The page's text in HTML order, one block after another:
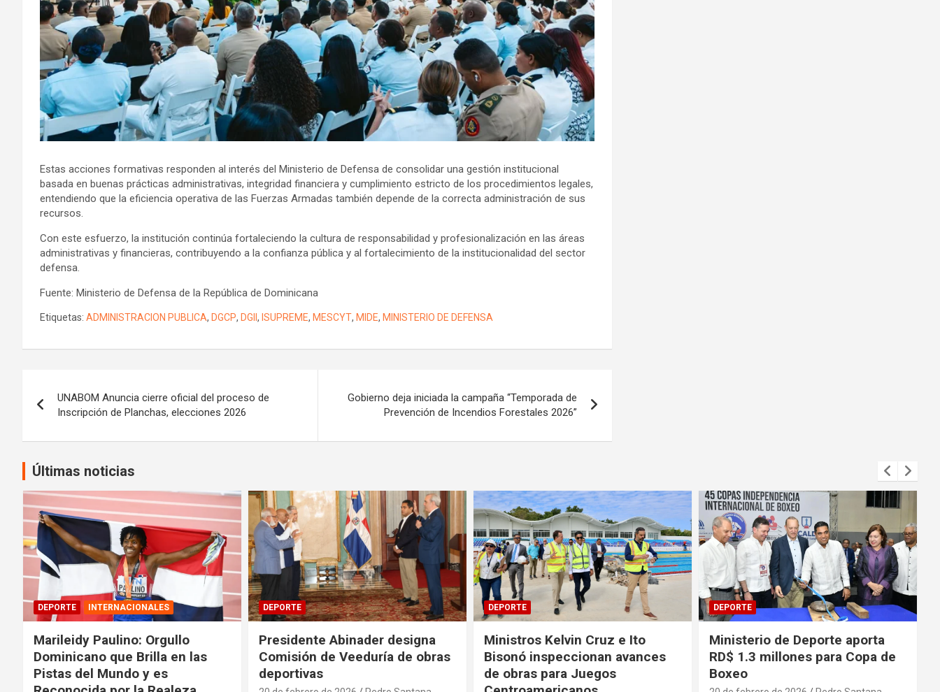
Estas acciones formativas responden al interés del Ministerio de Defensa de consolidar una gestión institucional
basada en buenas prácticas administrativas, integridad financiera y cumplimiento estricto de los procedimientos legales,
entendiendo que la eficiencia operativa de las Fuerzas Armadas también depende de la correcta administración de sus
recursos.
Con este esfuerzo, la institución continúa fortaleciendo la cultura de responsabilidad y profesionalización en las áreas
administrativas y financieras, contribuyendo a la confianza pública y al fortalecimiento de la institucionalidad del sector
defensa.
Fuente: Ministerio de Defensa de la República de Dominicana
Etiquetas: ADMINISTRACION PUBLICA, DGCP, DGII , ISUPREME, MESCYT, MIDE, MINISTERIO DE DEFENSA
de
entradas
UNABOM Anuncia cierre oficial del proceso de
Inscripción de Planchas, elecciones 2026
Gobierno deja iniciada la campaña “Temporada de
Prevención de Incendios Forestales 2026”
Últimas noticias
DEPORTE INTERNACIONALES
Marileidy Paulino: Orgullo
Dominicano que Brilla en las
Pistas del Mundo y es
DEPORTE
Presidente Abinader designa
Comisión de Veeduría de obras
deportivas
DEPORTE
Ministros Kelvin Cruz e Ito
Bisonó inspeccionan avances
de obras para Juegos
DEPORTE
Ministerio de Deporte aporta
RD$ 1.3 millones para Copa de
Boxeo